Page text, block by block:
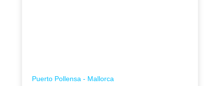
Puerto Pollensa - Mallorca